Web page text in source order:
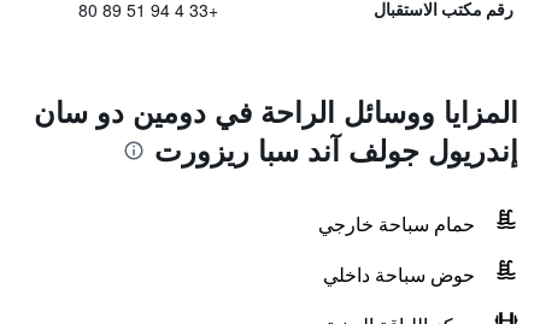
رقم مكتب الاستقبال +33 4 94 51 89 80
المزايا ووسائل الراحة في دومين دو سان
إندريول جولف آند سبا ريزورت
حمام سباحة خارجي
حوض سباحة داخلي